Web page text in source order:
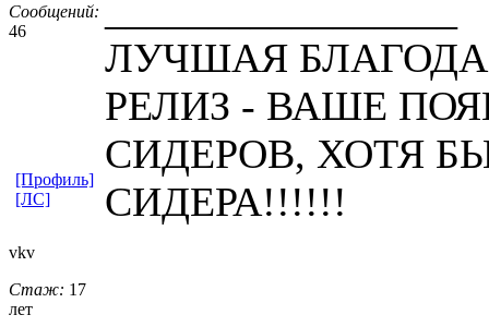
Сообщений:
46
ЛУЧШАЯ
РЕЛИЗ - ВАШЕ
СИДЕРОВ, ХОТЯ
СИДЕРА!!!!!!
[Профиль]
[ЛС]
vkv
Стаж: 17
лет